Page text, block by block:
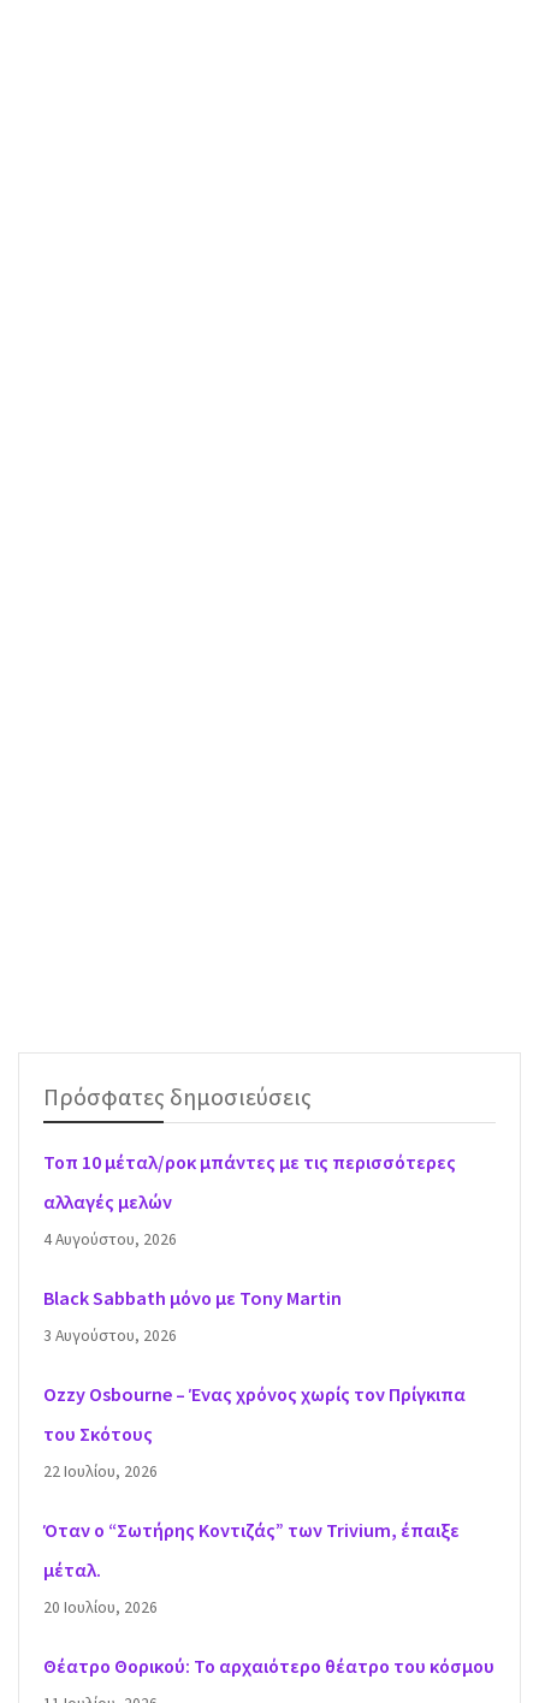
Πρόσφατες δημοσιεύσεις
Τοπ 10 μέταλ/ροκ μπάντες με τις περισσότερες
αλλαγές μελών
4 Αυγούστου, 2026
Black Sabbath μόνο με Tony Martin
3 Αυγούστου, 2026
Ozzy Osbourne – Ένας χρόνος χωρίς τον Πρίγκιπα
του Σκότους
22 Ιουλίου, 2026
Όταν ο “Σωτήρης Κοντιζάς” των Trivium, έπαιξε
μέταλ.
20 Ιουλίου, 2026
Θέατρο Θορικού: Το αρχαιότερο θέατρο του κόσμου